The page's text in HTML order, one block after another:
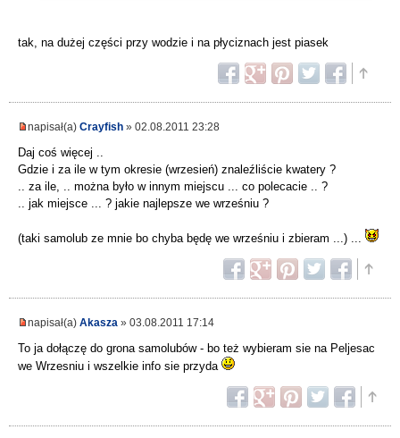
tak, na dużej części przy wodzie i na płyciznach jest piasek
napisał(a) Crayfish » 02.08.2011 23:28
Daj coś więcej ..
Gdzie i za ile w tym okresie (wrzesień) znaleźliście kwatery ?
.. za ile, .. można było w innym miejscu ... co polecacie .. ?
.. jak miejsce ... ? jakie najlepsze we wrześniu ?
(taki samolub ze mnie bo chyba będę we wrześniu i zbieram ...) ...
napisał(a) Akasza » 03.08.2011 17:14
To ja dołączę do grona samolubów - bo też wybieram sie na Peljesac
we Wrzesniu i wszelkie info sie przyda